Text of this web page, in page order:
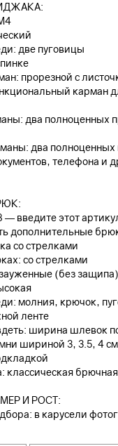
две пуговицы
прорезной с
карман
два полноценных
два
телефона и
— введите этот
дополнительные
со стрелками
со стрелками
(без защипа)
молния, крючок,
ленте
ширина шлевок
шириной 3, 3.5, 4 см.
классическая
И РОСТ:
в карусели